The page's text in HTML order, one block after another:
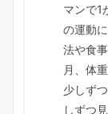
マンで1
の運動
法や食
月、体
少しず
しずつ